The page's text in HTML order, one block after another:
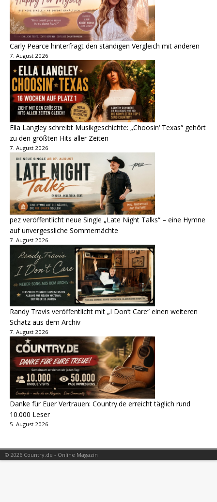
Carly Pearce hinterfragt den ständigen Vergleich mit anderen
7. August 2026
Ella Langley schreibt Musikgeschichte: „Choosin‘ Texas“ gehört
zu den größten Hits aller Zeiten
7. August 2026
pez veröffentlicht neue Single „Late Night Talks“ – eine Hymne
auf unvergessliche Sommernächte
7. August 2026
Randy Travis veröffentlicht mit „I Don’t Care“ einen weiteren
Schatz aus dem Archiv
7. August 2026
Danke für Euer Vertrauen: Country.de erreicht täglich rund
10.000 Leser
5. August 2026
© 2026 Country.de - Online Magazin